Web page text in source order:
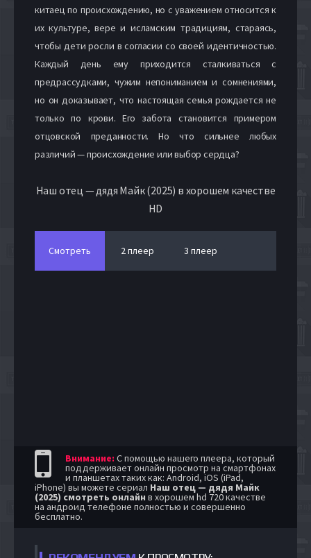
китаец по происхождению, но с уважением относится к
их культуре, вере и исламским традициям, стараясь,
чтобы дети росли в согласии со своей идентичностью.
Каждый день ему приходится сталкиваться с
предрассудками, чужим непониманием и сомнениями,
но он доказывает, что настоящая семья рождается не
только по крови. Его забота становится примером
отцовской преданности. Но что сильнее любых
различий — происхождение или выбор сердца?
Наш отец — дядя Майк (2025) в хорошем качестве
HD
Смотреть 2 плеер 3 плеер
Внимание: С помощью нашего плеера, который
поддерживает онлайн просмотр на смартфонах
и планшетах таких как: Android, iOS (iPad,
iPhone) вы можете сериал Наш отец — дядя Майк
(2025) смотреть онлайн в хорошем hd 720 качестве
на андроид телефоне полностью и совершенно
бесплатно.